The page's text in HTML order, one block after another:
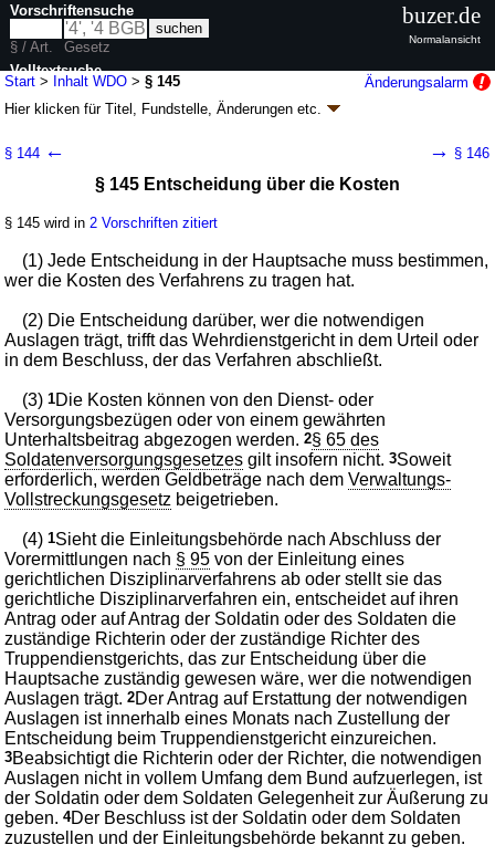
Start > Inhalt WDO >§ 145
Änderungsalarm
Hier klicken fürTitel, Fundstelle, Änderungen etc.
G. v. 09.01.2026BGBl. 2026 I Nr. 7
Wehrdisziplinarrecht
wird in 18 Vorschriften zitiert
Disziplinarmaßnahmen
Kapitel 3 Das gerichtliche Disziplinarverfahren
Abschnitt 16 Kosten des Verfahrens
§ 144 ← → § 146
§ 145 Entscheidung über die Kosten
§ 145 wird in 2 Vorschriften zitiert
(1) Jede Entscheidung in der Hauptsache muss bestimmen,
wer die Kosten des Verfahrens zu tragen hat.
(2) Die Entscheidung darüber, wer die notwendigen
Auslagen trägt, trifft das Wehrdienstgericht in dem Urteil oder
in dem Beschluss, der das Verfahren abschließt.
(3)1Die Kosten können von den Dienst- oder
Versorgungsbezügen oder von einem gewährten
Unterhaltsbeitrag abgezogen werden.2§ 65 des
Soldatenversorgungsgesetzes gilt insofern nicht.3Soweit
erforderlich, werden Geldbeträge nach demVerwaltungs-
Vollstreckungsgesetz beigetrieben.
(4)1Sieht die Einleitungsbehörde nach Abschluss der
Vorermittlungen nach § 95 von der Einleitung eines
gerichtlichen Disziplinarverfahrens ab oder stellt sie das
gerichtliche Disziplinarverfahren ein, entscheidet auf ihren
Antrag oder auf Antrag der Soldatin oder des Soldaten die
zuständige Richterin oder der zuständige Richter des
Truppendienstgerichts, das zur Entscheidung über die
Hauptsache zuständig gewesen wäre, wer die notwendigen
Auslagen trägt.2Der Antrag auf Erstattung der notwendigen
Auslagen ist innerhalb eines Monats nach Zustellung der
Entscheidung beim Truppendienstgericht einzureichen.
3Beabsichtigt die Richterin oder der Richter, die notwendigen
Auslagen nicht in vollem Umfang dem Bund aufzuerlegen, ist
der Soldatin oder dem Soldaten Gelegenheit zur Äußerung zu
geben.4Der Beschluss ist der Soldatin oder dem Soldaten
zuzustellen und der Einleitungsbehörde bekannt zu geben.
Vorschriftensuche
§ / Art.
Gesetz
Volltextsuche
nur in WDO
buzer.de
Normalansicht